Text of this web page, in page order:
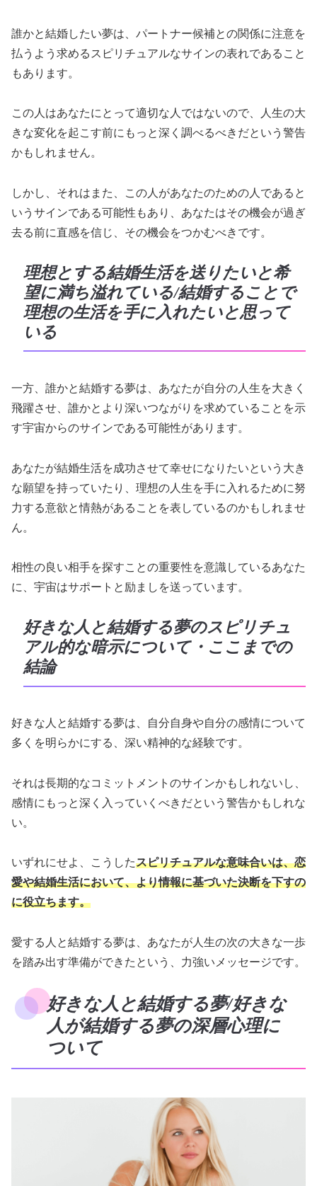
誰かと結婚したい夢は、パートナー候補との関係に注意を
払うよう求めるスピリチュアルなサインの表れであること
もあります。
この人はあなたにとって適切な人ではないので、人生の大
きな変化を起こす前にもっと深く調べるべきだという警告
かもしれません。
しかし、それはまた、この人があなたのための人であると
いうサインである可能性もあり、あなたはその機会が過ぎ
去る前に直感を信じ、その機会をつかむべきです。
理想とする結婚生活を送りたいと希
望に満ち溢れている/結婚することで
理想の生活を手に入れたいと思って
いる
一方、誰かと結婚する夢は、あなたが自分の人生を大きく
飛躍させ、誰かとより深いつながりを求めていることを示
す宇宙からのサインである可能性があります。
あなたが結婚生活を成功させて幸せになりたいという大き
な願望を持っていたり、理想の人生を手に入れるために努
力する意欲と情熱があることを表しているのかもしれませ
ん。
相性の良い相手を探すことの重要性を意識しているあなた
に、宇宙はサポートと励ましを送っています。
好きな人と結婚する夢のスピリチュ
アル的な暗示について・ここまでの
結論
好きな人と結婚する夢は、自分自身や自分の感情について
多くを明らかにする、深い精神的な経験です。
それは長期的なコミットメントのサインかもしれないし、
感情にもっと深く入っていくべきだという警告かもしれな
い。
いずれにせよ、こうしたスピリチュアルな意味合いは、恋
愛や結婚生活において、より情報に基づいた決断を下すの
に役立ちます。
愛する人と結婚する夢は、あなたが人生の次の大きな一歩
を踏み出す準備ができたという、力強いメッセージです。
好きな人と結婚する夢/好きな
人が結婚する夢の深層心理に
ついて